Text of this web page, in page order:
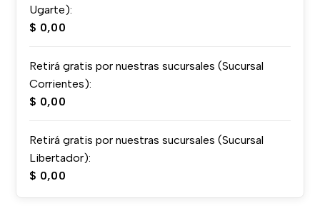
Ugarte):
$ 0,00
Retirá gratis por nuestras sucursales (Sucursal
Corrientes):
$ 0,00
Retirá gratis por nuestras sucursales (Sucursal
Libertador):
$ 0,00